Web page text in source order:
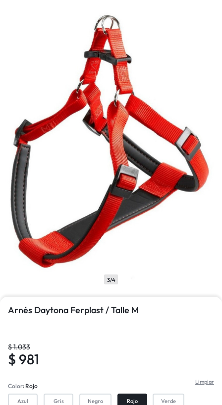
3/4
Arnés Daytona Ferplast / Talle M
$1.033
$ 981
Color Rojo
Azul Gris Negro Rojo Verde
Limpiar